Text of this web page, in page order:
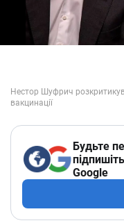
Будьте
Google